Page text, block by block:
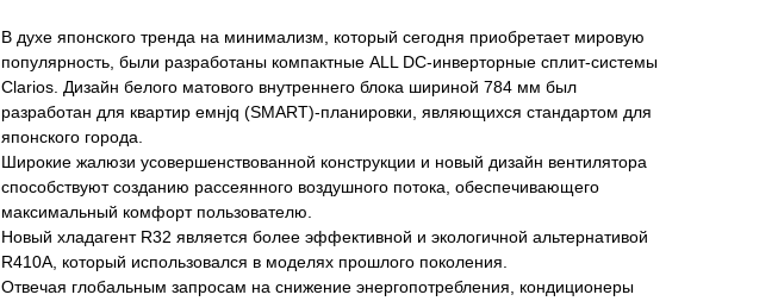
В духе японского тренда на минимализм, который сегодня приобретает мировую
популярность, были разработаны компактные ALL DC-инверторные сплит-системы
Clarios. Дизайн белого матового внутреннего блока шириной 784 мм был
разработан для квартир eмнjq (SMART)-планировки, являющихся стандартом для
японского города.
Широкие жалюзи усовершенствованной конструкции и новый дизайн вентилятора
способствуют созданию рассеянного воздушного потока, обеспечивающего
максимальный комфорт пользователю.
Новый хладагент R32 является более эффективной и экологичной альтернативой
R410A, который использовался в моделях прошлого поколения.
Отвечая глобальным запросам на снижение энергопотребления, кондиционеры